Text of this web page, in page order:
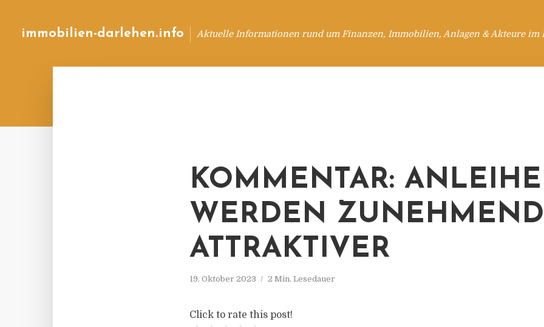
immobilien-darlehen.info Aktuelle Informationen rund um Finanzen, Immobilien, Anlagen & Akteure im
KOMMENTAR:
WERDEN ZUNEHMEND
ATTRAKTIVER
19. Oktober 2023 2 Min. Lesedauer
Click to rate this post!